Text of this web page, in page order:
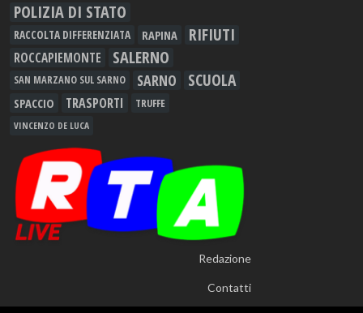
POLIZIA DI STATO
RACCOLTA DIFFERENZIATA RAPINA RIFIUTI
ROCCAPIEMONTE SALERNO
SAN MARZANO SUL SARNO SARNO SCUOLA
SPACCIO TRASPORTI TRUFFE
VINCENZO DE LUCA
Redazione
Contatti